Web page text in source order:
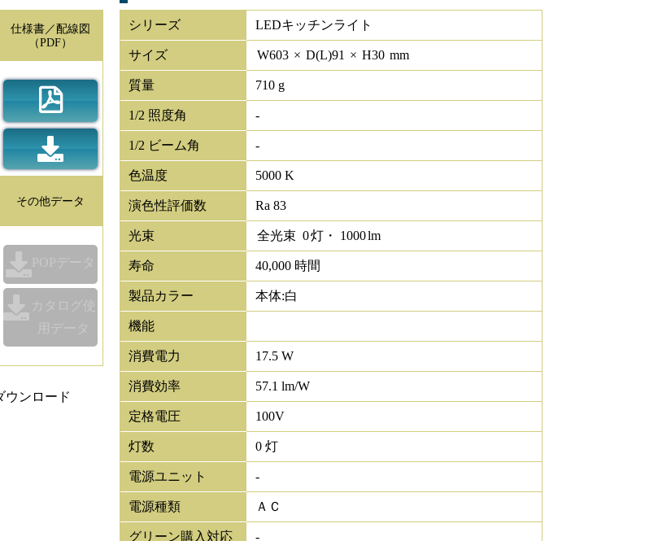
仕様書／配線図
（PDF）
その他データ
POPデータ
カタログ使
用データ
ウンロード
シリーズ LEDキッチンライト
サイズ W603 × D(L)91 × H30 mm
質量 710 g
1/2 照度角 -
1/2 ビーム角 -
色温度 5000 K
演色性評価数 Ra 83
光束 全光束 0灯・ 1000lm
寿命 40,000 時間
製品カラー 本体:白
機能
消費電力 17.5 W
消費効率 57.1 lm/W
定格電圧 100V
灯数 0 灯
電源ユニット -
電源種類 ＡＣ
グリーン購入対応 -